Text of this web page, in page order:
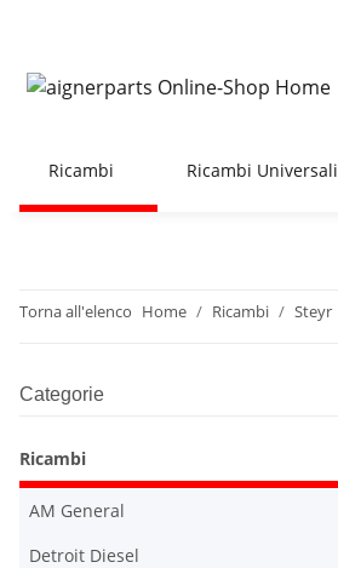
Ricambi Ricambi Universali
Torna all'elenco Home Ricambi Steyr
Categorie
Ricambi
AM General
Detroit Diesel